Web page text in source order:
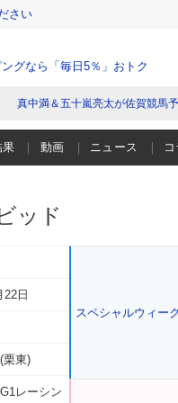
さい
グなら「毎日5％」おトク
真中満＆五十嵐亮太が佐賀競馬
果 動画 ニュース
ッド
22日
(栗東)
レーシン
スペシャルウィーク